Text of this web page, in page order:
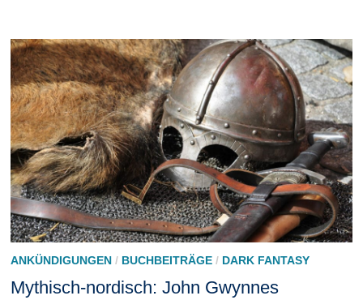
ANKÜNDIGUNGEN/ BUCHBEITRÄGE/ DARK FANTASY
Mythisch-nordisch: John Gwynnes